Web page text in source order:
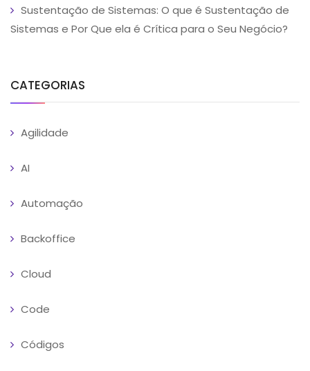
Sustentação de Sistemas: O que é Sustentação de
Sistemas e Por Que ela é Crítica para o Seu Negócio?
CATEGORIAS
Agilidade
AI
Automação
Backoffice
Cloud
Code
Códigos